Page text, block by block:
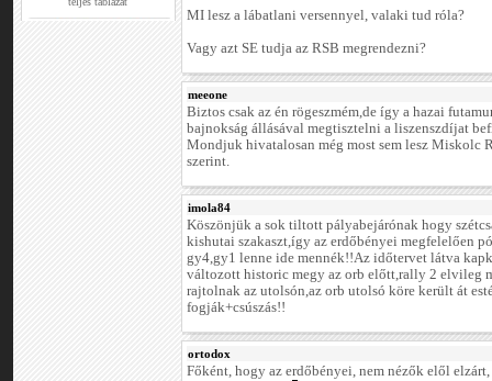
MI lesz a lábatlani versennyel, valaki tud róla?
Vagy azt SE tudja az RSB megrendezni?
meeone
Biztos csak az én rögeszmém,de így a hazai
bajnokság állásával megtisztelni a liszenszdíjat
Mondjuk hivatalosan még most sem lesz Miskolc
szerint.
imola84
Köszönjük a sok tiltott pályabejárónak hogy
kishutai szakaszt,így az erdőbényei megfelelően
gy4,gy1 lenne ide mennék!!Az időtervet látva
változott historic megy az orb előtt,rally 2 elvileg
rajtolnak az utolsón,az orb utolsó köre került át
fogják+csúszás!!
ortodox
Főként, hogy az erdőbényei, nem nézők elől